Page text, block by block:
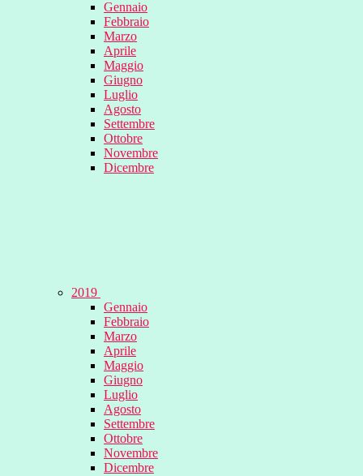
Gennaio
Febbraio
Marzo
Aprile
Maggio
Giugno
Luglio
Agosto
Settembre
Ottobre
Novembre
Dicembre
2019
Gennaio
Febbraio
Marzo
Aprile
Maggio
Giugno
Luglio
Agosto
Settembre
Ottobre
Novembre
Dicembre